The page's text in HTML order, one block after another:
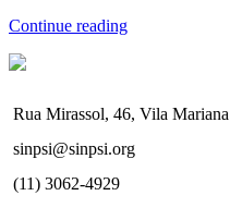
Continue reading
Rua Mirassol, 46, Vila Mariana
sinpsi@sinpsi.org
(11) 3062-4929